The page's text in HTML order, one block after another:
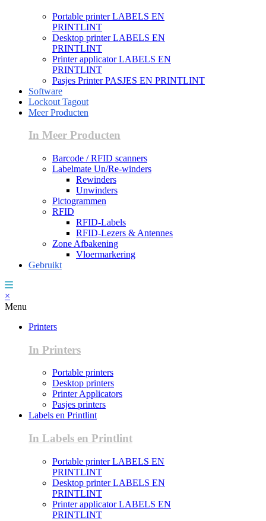
Portable printer LABELS EN
PRINTLINT
Desktop printer LABELS EN
PRINTLINT
Printer applicator LABELS EN
PRINTLINT
Pasjes Printer PASJES EN PRINTLINT
Software
Lockout Tagout
Meer Producten
In Meer Producten
Barcode / RFID scanners
Labelmate Un/Re-winders
Rewinders
Unwinders
Pictogrammen
RFID
RFID-Labels
RFID-Lezers & Antennes
Zone Afbakening
Vloermarkering
Gebruikt
×
Menu
Printers
In Printers
Portable printers
Desktop printers
Printer Applicators
Pasjes printers
Labels en Printlint
In Labels en Printlint
Portable printer LABELS EN
PRINTLINT
Desktop printer LABELS EN
PRINTLINT
Printer applicator LABELS EN
PRINTLINT